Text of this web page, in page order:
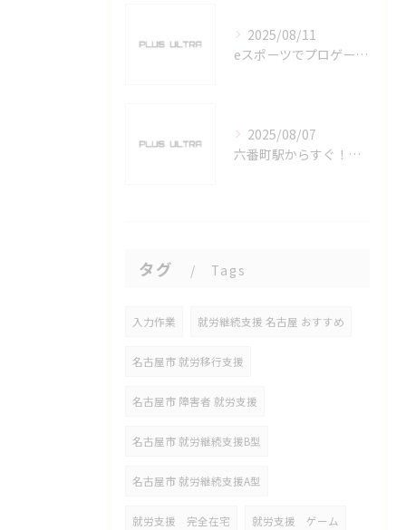
2025/08/11
eスポーツでプロゲーマーを目指す愛知県名古屋市の最新キャリアガイド
2025/08/07
六番町駅からすぐ！名古屋のeスポーツ施設で快適なプレイ環境を確保
タグ Tags
入力作業 就労継続支援 名古屋 おすすめ
名古屋市 就労移行支援
名古屋市 障害者 就労支援
名古屋市 就労継続支援B型
名古屋市 就労継続支援A型
就労支援 完全在宅 就労支援 ゲーム